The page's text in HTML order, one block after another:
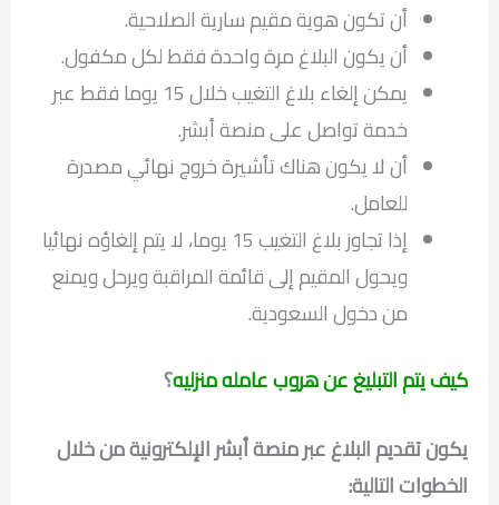
أن تكون هوية مقيم سارية الصلاحية.
أن يكون البلاغ مرة واحدة فقط لكل مكفول.
يمكن إلغاء بلاغ التغيب خلال 15 يوما فقط عبر
خدمة تواصل على منصة أبشر.
أن لا يكون هناك تأشيرة خروج نهائي مصدرة
للعامل.
إذا تجاوز بلاغ التغيب 15 يوما، لا يتم إلغاؤه نهائيا
ويحول المقيم إلى قائمة المراقبة ويرحل ويمنع
من دخول السعودية.
كيف يتم التبليغ عن هروب عامله منزليه؟
يكون تقديم البلاغ عبر منصة أبشر الإلكترونية من خلال
الخطوات التالية: